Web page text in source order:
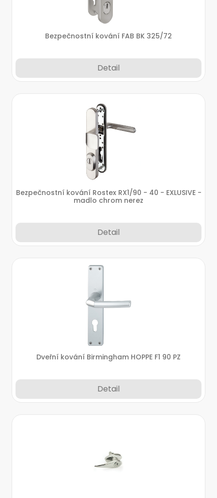
Bezpečnostní kování FAB BK 325/72
Detail
Bezpečnostní kování Rostex RX1/90 - 40 - EXLUSIVE -
madlo chrom nerez
Detail
Dveřní kování Birmingham HOPPE F1 90 PZ
Detail